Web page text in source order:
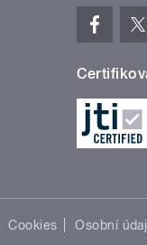
Cookies Osobní